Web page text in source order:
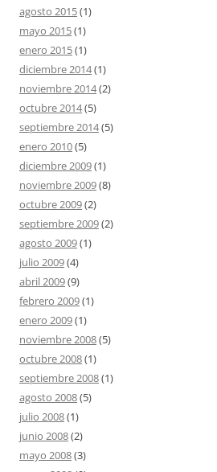
agosto 2015(1)
mayo 2015(1)
enero 2015(1)
diciembre 2014(1)
noviembre 2014(2)
octubre 2014(5)
septiembre 2014(5)
enero 2010(5)
diciembre 2009(1)
noviembre 2009(8)
octubre 2009(2)
septiembre 2009(2)
agosto 2009(1)
julio 2009(4)
abril 2009(9)
febrero 2009(1)
enero 2009(1)
noviembre 2008(5)
octubre 2008(1)
septiembre 2008(1)
agosto 2008(5)
julio 2008(1)
junio 2008(2)
mayo 2008(3)